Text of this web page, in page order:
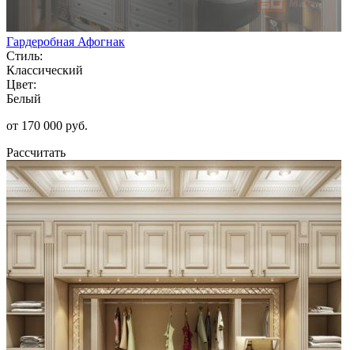
Гардеробная Афогнак
Стиль:
Классический
Цвет:
Белый
от 170 000 руб.
Рассчитать